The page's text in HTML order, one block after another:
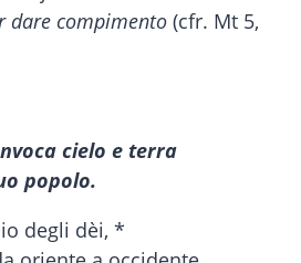
dare compimento (cfr. Mt 5,
cielo e terra
popolo.
degli dèi, *